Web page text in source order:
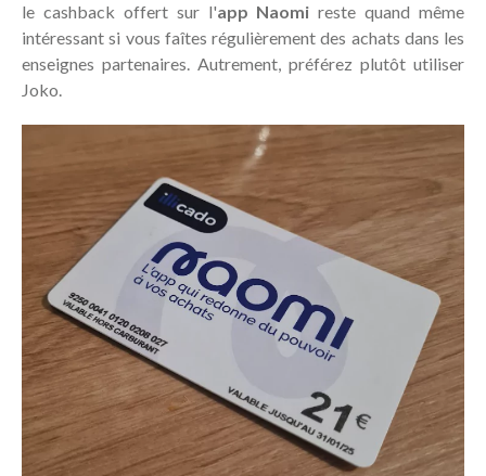
le cashback offert sur l'app Naomireste quand même
intéressant si vous faîtes régulièrement des achats dans les
enseignes partenaires. Autrement, préférez plutôt utiliser
Joko.